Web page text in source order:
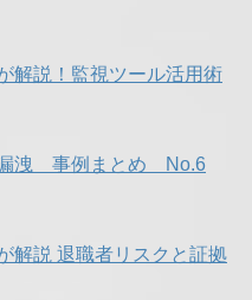
解説！監視ツール活用術
洩 事例まとめ No.6
解説 退職者リスクと証拠